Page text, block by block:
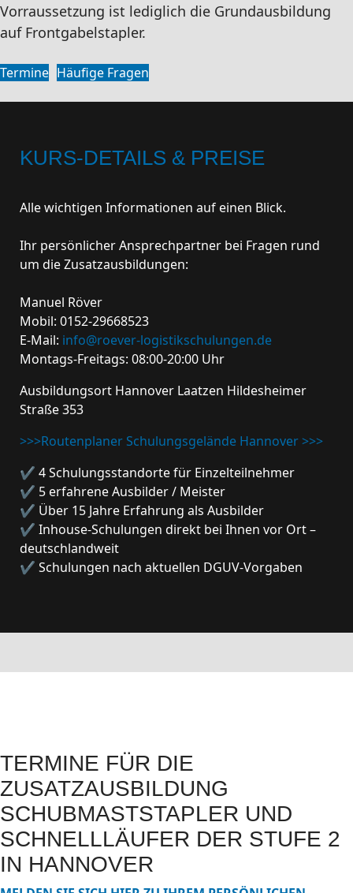
Vorraussetzung ist lediglich die Grundausbildung
auf Frontgabelstapler.
Termine Häufige Fragen
KURS-DETAILS & PREISE
Alle wichtigen Informationen auf einen Blick.
Ihr persönlicher Ansprechpartner bei Fragen rund
um die Zusatzausbildungen:
Manuel Röver
Mobil: 0152-29668523
E-Mail: info@roever-logistikschulungen.de
Montags-Freitags: 08:00-20:00 Uhr
Ausbildungsort Hannover Laatzen Hildesheimer
Straße 353
>>>Routenplaner Schulungsgelände Hannover >>>
✔ 4 Schulungsstandorte für Einzelteilnehmer
✔ 5 erfahrene Ausbilder / Meister
✔ Über 15 Jahre Erfahrung als Ausbilder
✔ Inhouse-Schulungen direkt bei Ihnen vor Ort –
deutschlandweit
✔ Schulungen nach aktuellen DGUV-Vorgaben
TERMINE FÜR DIE
ZUSATZAUSBILDUNG
SCHUBMASTSTAPLER UND
SCHNELLLÄUFER DER STUFE 2
IN HANNOVER